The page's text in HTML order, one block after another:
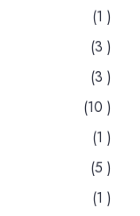
(1 )
(3 )
(3 )
(10 )
(1 )
(5 )
(1 )